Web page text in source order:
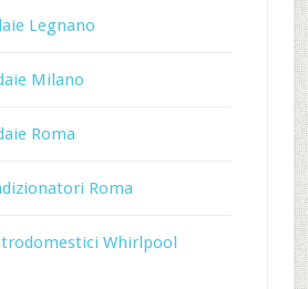
Legnano
Milano
Roma
Roma
Whirlpool